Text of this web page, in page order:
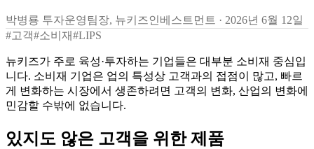
박병룡 투자운영팀장, 뉴키즈인베스트먼트 · 2026년 6월 12일
#고객#소비재#LIPS
뉴키즈가 주로 육성·투자하는 기업들은 대부분 소비재 중심입
니다. 소비재 기업은 업의 특성상 고객과의 접점이 많고, 빠르
게 변화하는 시장에서 생존하려면 고객의 변화, 산업의 변화에
민감할 수밖에 없습니다.
있지도 않은 고객을 위한 제품